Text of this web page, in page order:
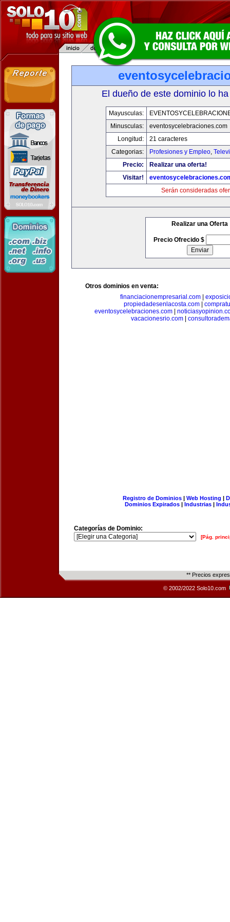
El dueño de este dominio lo
Mayusculas:
Minusculas:
eventosycelebraciones.com
Longitud:
21 caracteres
Categorias:
Profesiones y Empleo,
Precio:
Realizar una oferta!
Visitar!
Serán consideradas
Realizar una Oferta
Precio Ofrecido $
Otros dominios en venta:
financiacionempresarial.com
propiedadesenlacosta.com
eventosycelebraciones.com|
vacacionesrio.com
Registro de Dominios| Web Hosting |
Dominios Expirados | Industrias |
Categorías de Dominio:
[Pág.
** Precios
© 2002/2022 Solo10.com